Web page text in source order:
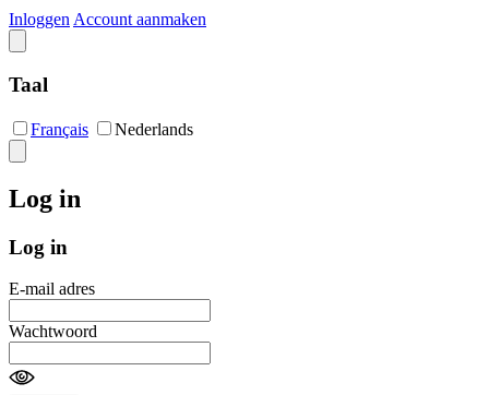
InloggenAccount aanmaken
Taal
Français Nederlands
Log in
Log in
E-mail adres
Wachtwoord